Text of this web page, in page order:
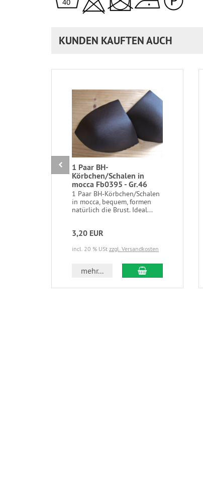
KUNDEN KAUFTEN AUCH
1 Paar BH-
Körbchen/Schalen in
mocca Fb0395 - Gr.46
1 Paar BH-Körbchen/Schalen
in mocca, bequem, formen
natürlich die Brust. Ideal...
3,20 EUR
incl. 20 % USt zzgl. Versandkosten
mehr... In den Warenkorb